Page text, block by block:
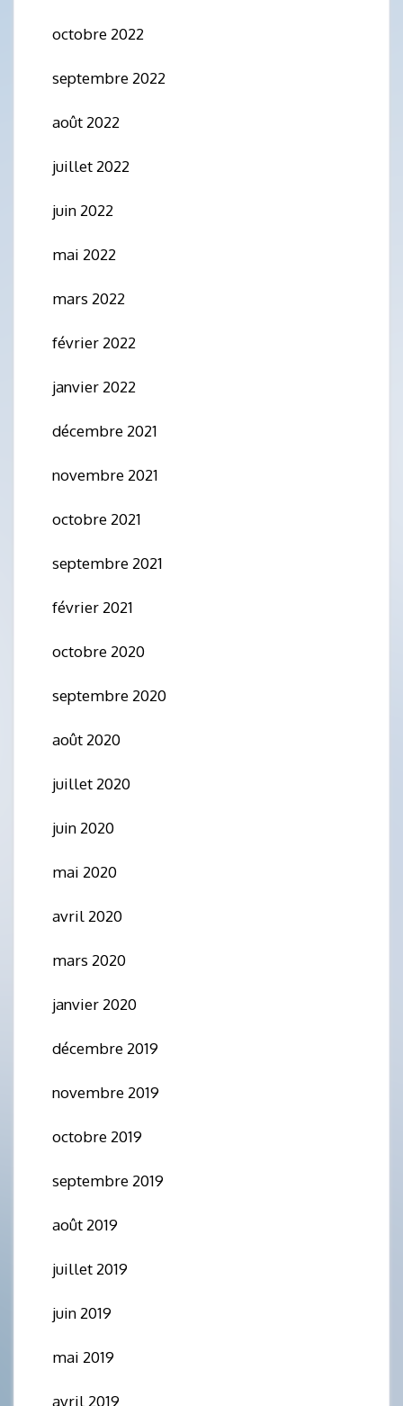
octobre 2022
septembre 2022
août 2022
juillet 2022
juin 2022
mai 2022
mars 2022
février 2022
janvier 2022
décembre 2021
novembre 2021
octobre 2021
septembre 2021
février 2021
octobre 2020
septembre 2020
août 2020
juillet 2020
juin 2020
mai 2020
avril 2020
mars 2020
janvier 2020
décembre 2019
novembre 2019
octobre 2019
septembre 2019
août 2019
juillet 2019
juin 2019
mai 2019
avril 2019